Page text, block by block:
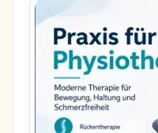
Bundesland
Hessen
Stadt
Offenbach am Main
Adresse
Domstraße 58